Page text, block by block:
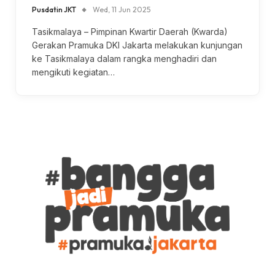
Pusdatin JKT Wed, 11 Jun 2025
Tasikmalaya – Pimpinan Kwartir Daerah (Kwarda)
Gerakan Pramuka DKI Jakarta melakukan kunjungan
ke Tasikmalaya dalam rangka menghadiri dan
mengikuti kegiatan…